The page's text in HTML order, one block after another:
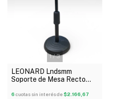
1/3
LEONARD Lndsmm
Soporte de Mesa Recto
6 cuotas sin interés de$2.166,67